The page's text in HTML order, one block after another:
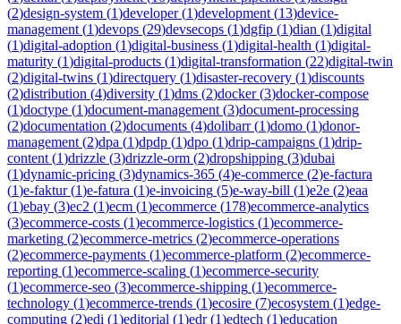
(2)design-system (1)developer(1)development (13)device-
management (1)devops (29)devsecops (1)dgfip (1)dian (1)digital
(1)digital-adoption (1)digital-business (1)digital-health (1)digital-
maturity (1)digital-products (1)digital-transformation (22)digital-twin
(2)digital-twins (1)directquery (1)disaster-recovery (1)discounts
(2)distribution (4)diversity (1)dms (2)docker(3)docker-compose
(1)doctype (1)document-management (3)document-processing
(2)documentation (2)documents (4)dolibarr(1)domo (1)donor-
management (2)dpa (1)dpdp (1)dpo (1)drip-campaigns (1)drip-
content (1)drizzle (3)drizzle-orm (2)dropshipping (3)dubai
(1)dynamic-pricing (3)dynamics-365 (4)e-commerce (2)e-factura
(1)e-faktur(1)e-fatura (1)e-invoicing (5)e-way-bill (1)e2e (2)eaa
(1)ebay (3)ec2 (1)ecm (1)ecommerce (178)ecommerce-analytics
(3)ecommerce-costs (1)ecommerce-logistics (1)ecommerce-
marketing (2)ecommerce-metrics (2)ecommerce-operations
(2)ecommerce-payments (1)ecommerce-platform (2)ecommerce-
reporting (1)ecommerce-scaling (1)ecommerce-security
(1)ecommerce-seo (3)ecommerce-shipping (1)ecommerce-
technology (1)ecommerce-trends (1)ecosire (7)ecosystem (1)edge-
computing (2)edi (1)editorial (1)edr(1)edtech (1)education